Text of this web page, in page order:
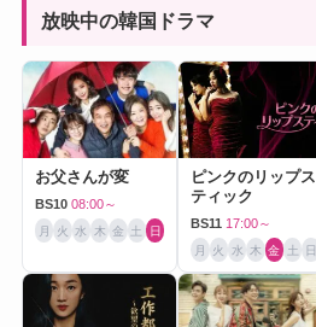
放映中の韓国ドラマ
お父さんが変
BS10 08:00～
月 火 水 木 金 土 日
ピンクのリップス
ティック
BS11 17:00～
月 火 水 木 金 土 日